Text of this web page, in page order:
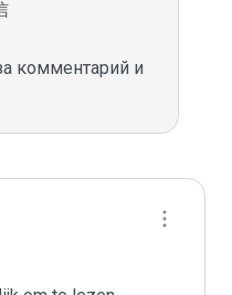
комментарий и